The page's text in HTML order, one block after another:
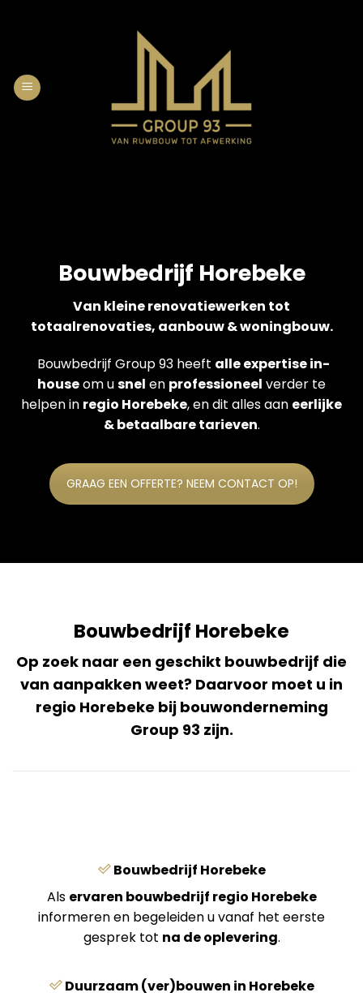
Bouwbedrijf Horebeke
Van kleine renovatiewerken tot
totaalrenovaties, aanbouw & woningbouw.
Bouwbedrijf Group 93 heeft alle expertise in-
houseom usnel en professioneel verder te
helpen in regio Horebeke, en dit alles aan eerlijke
& betaalbare tarieven.
GRAAG EEN OFFERTE? NEEM CONTACT OP!
Bouwbedrijf Horebeke
Op zoek naar een geschikt bouwbedrijf die
van aanpakken weet? Daarvoor moet u in
regio Horebeke bij bouwonderneming
Group 93 zijn.
Bouwbedrijf Horebeke
Als ervaren bouwbedrijf regio Horebeke
informeren en begeleiden u vanaf het eerste
gesprek tot na de oplevering.
Duurzaam (ver)bouwen in Horebeke